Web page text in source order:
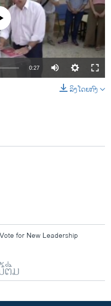
available
0:27
ລິງໂດຍກົງ
for New Leadership
ຕື່ມ